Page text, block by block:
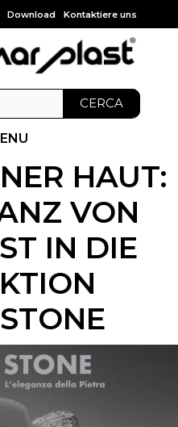
Download Kontaktiere uns
CERCA
HAUT:
VON
IN DIE